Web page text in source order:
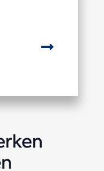
